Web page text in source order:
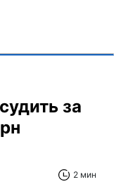
за
2 мин